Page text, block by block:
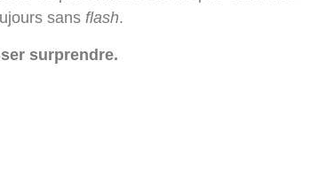
sans flash.
surprendre.